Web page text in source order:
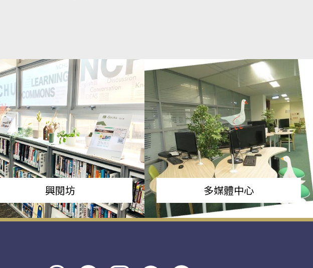
興閱坊 多媒體中心